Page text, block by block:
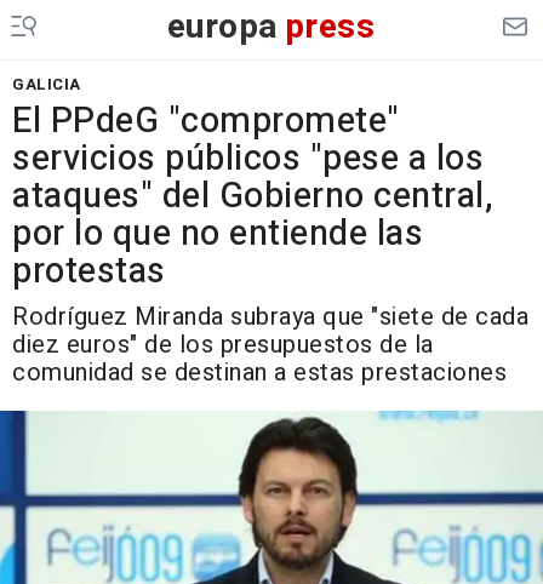
europa press
GALICIA
El PPdeG "compromete"
servicios públicos "pese a los
ataques" del Gobierno central,
por lo que no entiende las
protestas
Rodríguez Miranda subraya que "siete de cada
diez euros" de los presupuestos de la
comunidad se destinan a estas prestaciones